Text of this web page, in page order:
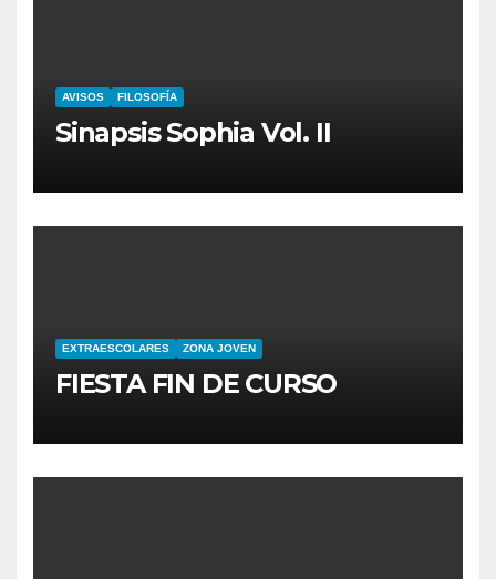
AVISOS FILOSOFÍA
Sinapsis Sophia Vol. II
EXTRAESCOLARES ZONA JOVEN
FIESTA FIN DE CURSO